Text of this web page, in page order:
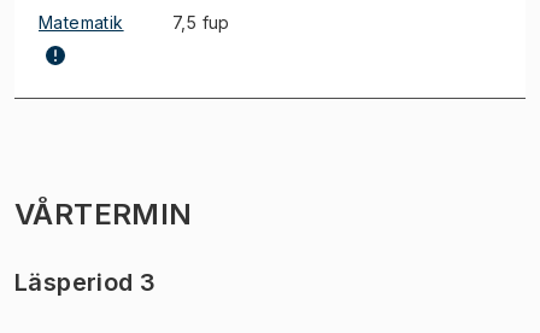
Matematik
7,5 fup
VÅRTERMIN
Läsperiod 3